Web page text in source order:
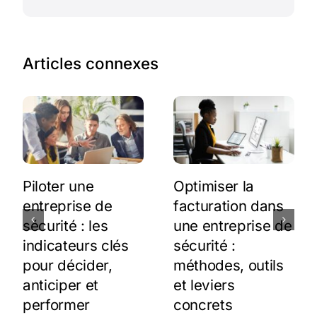
Articles connexes
Piloter une
entreprise de
sécurité : les
indicateurs clés
pour décider,
anticiper et
performer
Optimiser la
facturation dans
une entreprise de
sécurité :
méthodes, outils
et leviers
concrets